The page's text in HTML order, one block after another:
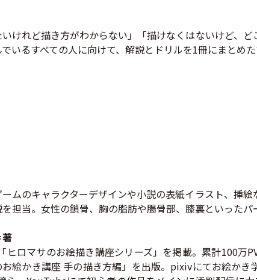
いけれど描き方がわからない」「描けなくはないけど、
いるすべての人に向けて、解説とドリルを1冊にまとめ
ムのキャラクターデザインや小説の表紙イラスト、挿
担当。女性の鎖骨、胸の脂肪や腸骨部、膝裏といったパ
ロマサのお絵描き講座シリーズ」を掲載。累計100万
絵かき講座 手の描き方編」を出版。pixivにてお絵か